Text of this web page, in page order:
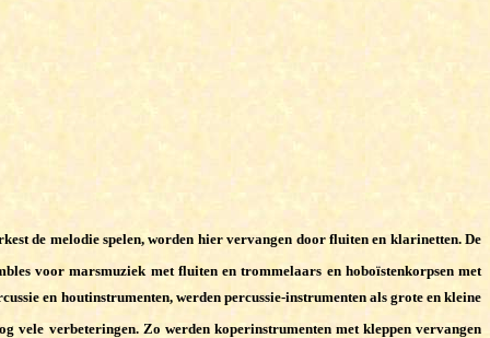
de melodie spelen, worden hier vervangen door fluiten en klarinetten. De
voor marsmuziek met fluiten en trommelaars en hoboïstenkorpsen met
en houtinstrumenten, werden percussie-instrumenten als grote en kleine
vele verbeteringen. Zo werden koperinstrumenten met kleppen vervangen